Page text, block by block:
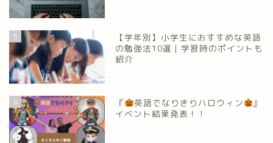
5
【学年別】小学生におすすめな英語
の勉強法10選｜学習時のポイントも
紹介
6 『 英語でなりきりハロウィン
』
イベント結果発表！！